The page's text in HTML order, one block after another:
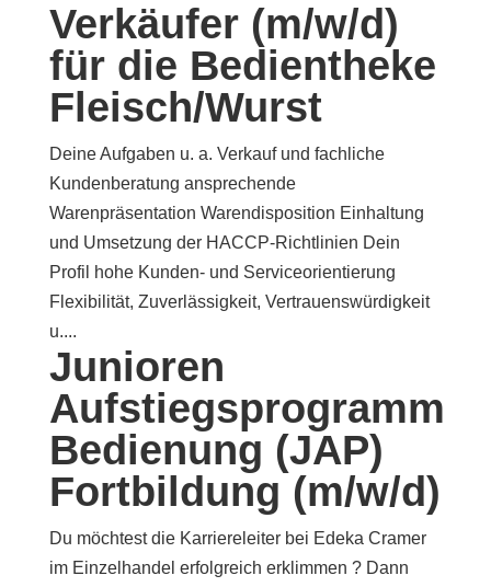
Verkäufer (m/w/d)
für die Bedientheke
Fleisch/Wurst
Deine Aufgaben u. a. Verkauf und fachliche
Kundenberatung ansprechende
Warenpräsentation Warendisposition Einhaltung
und Umsetzung der HACCP-Richtlinien Dein
Profil hohe Kunden- und Serviceorientierung
Flexibilität, Zuverlässigkeit, Vertrauenswürdigkeit
u....
Junioren
Aufstiegsprogramm
Bedienung (JAP)
Fortbildung (m/w/d)
Du möchtest die Karriereleiter bei Edeka Cramer
im Einzelhandel erfolgreich erklimmen ? Dann